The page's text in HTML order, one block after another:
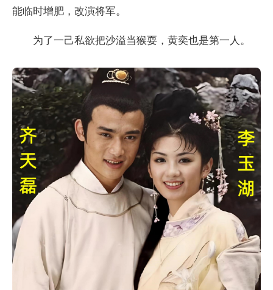
能临时增肥，改演将军。
为了一己私欲把沙溢当猴耍，黄奕也是第一人。